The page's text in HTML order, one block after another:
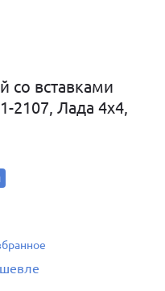
со вставками
2107, Лада 4х4,